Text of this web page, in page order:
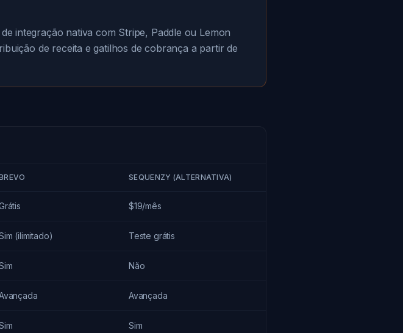
integração nativa com Stripe, Paddle ou Lemon
de receita e gatilhos de cobrança a partir de
SEQUENZY (ALTERNATIVA)
$19/mês
(ilimitado) Teste grátis
Não
Avançada
Sim